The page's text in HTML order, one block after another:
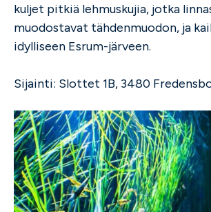
kuljet pitkiä lehmuskujia, jotka
muodostavat tähdenmuodon, ja
idylliseen Esrum-järveen.
Sijainti: Slottet 1B, 3480